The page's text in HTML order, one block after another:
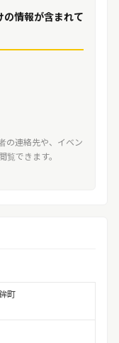
の情報が含まれて
の連絡先や、イベン
覧できます。
町